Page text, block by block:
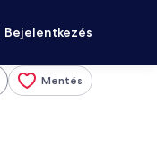
Bejelentkezés
Mentés